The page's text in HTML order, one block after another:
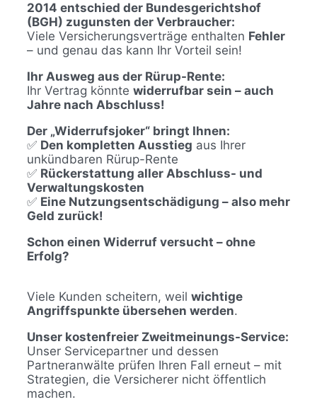
2014 entschied der Bundesgerichtshof
(BGH) zugunsten der Verbraucher:
Viele Versicherungsverträge enthalten Fehler
– und genau das kann Ihr Vorteil sein!
Ihr Ausweg aus der Rürup-Rente:
Ihr Vertrag könnte widerrufbar sein – auch
Jahre nach Abschluss!
Der „Widerrufsjoker“ bringt Ihnen:
✅ Den kompletten Ausstieg aus Ihrer
unkündbaren Rürup-Rente
✅ Rückerstattung aller Abschluss- und
Verwaltungskosten
✅ Eine Nutzungsentschädigung – also mehr
Geld zurück!
Schon einen Widerruf versucht – ohne
Erfolg?
Viele Kunden scheitern, weil wichtige
Angriffspunkte übersehen werden.
Unser kostenfreier Zweitmeinungs-Service:
Unser Servicepartner und dessen
Partneranwälte prüfen Ihren Fall erneut – mit
Strategien, die Versicherer nicht öffentlich
machen.